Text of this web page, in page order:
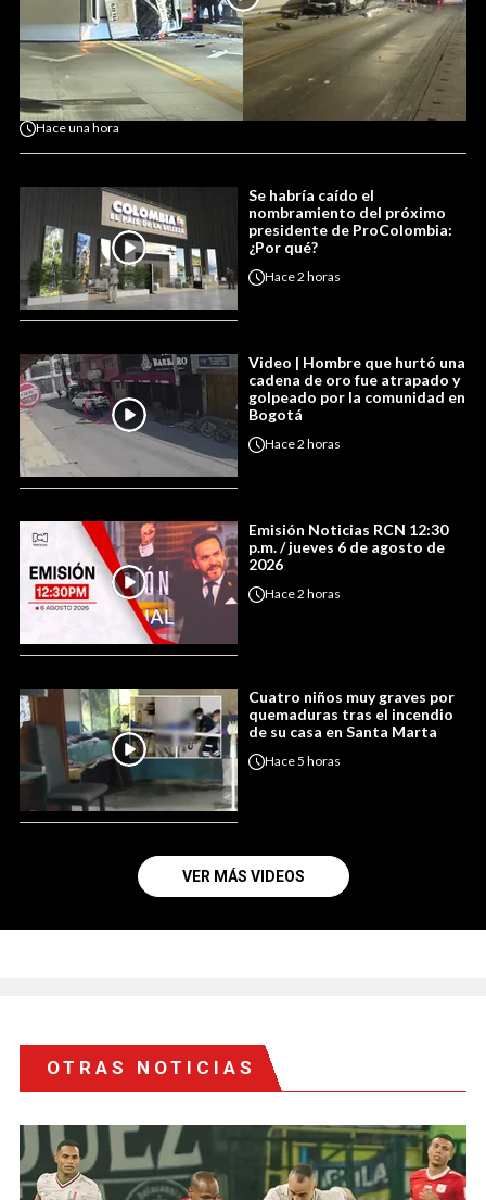
Haceuna hora
Se habría caído el
nombramiento del próximo
presidente de ProColombia:
¿Por qué?
Hace2 horas
Video | Hombre que hurtó una
cadena de oro fue atrapado y
golpeado por la comunidad en
Bogotá
Hace2 horas
Emisión Noticias RCN 12:30
p.m. / jueves 6 de agosto de
2026
Hace2 horas
Cuatro niños muy graves por
quemaduras tras el incendio
de su casa en Santa Marta
Hace5 horas
VER MÁS VIDEOS
OTRAS NOTICIAS